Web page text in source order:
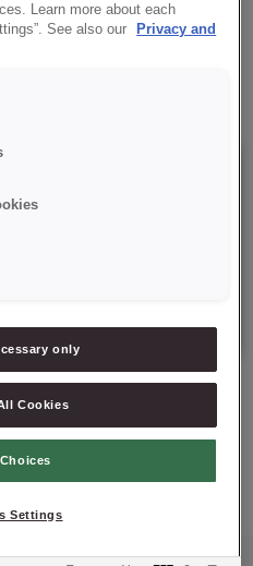
PRODUKT
Learn more about each
See also our
Privacy and
only
Cookies
Settings